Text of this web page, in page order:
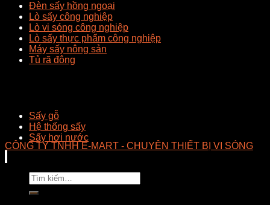
Đèn sấy hồng ngoại
Lò sấy công nghiệp
Lò vi sóng công nghiệp
Lò sấy thực phẩm công nghiệp
Máy sấy nông sản
Tủ rã đông
Sấy gỗ
Hệ thống sấy
Sấy hơi nước
CÔNG TY TNHH E-MART - CHUYÊN THIẾT BỊ VI SÓNG
Tìm
kiếm: